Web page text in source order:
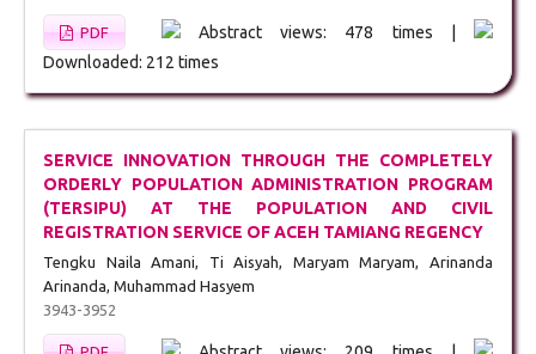
PDF
Abstract views: 478 times |
Downloaded: 212 times
SERVICE INNOVATION THROUGH THE COMPLETELY
ORDERLY POPULATION ADMINISTRATION PROGRAM
(TERSIPU) AT THE POPULATION AND CIVIL
REGISTRATION SERVICE OF ACEH TAMIANG REGENCY
Tengku Naila Amani, Ti Aisyah, Maryam Maryam, Arinanda
Arinanda, Muhammad Hasyem
3943-3952